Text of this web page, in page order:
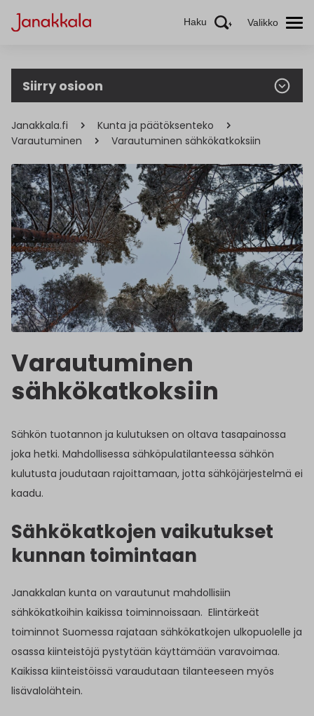
Haku Valikko
Siirry osioon
Janakkala.fi
Kunta ja päätöksenteko
Varautuminen
Varautuminen sähkökatkoksiin
Varautuminen
sähkökatkoksiin
Sähkön tuotannon ja kulutuksen on oltava tasapainossa
joka hetki. Mahdollisessa sähköpulatilanteessa sähkön
kulutusta joudutaan rajoittamaan, jotta sähköjärjestelmä ei
kaadu.
Sähkökatkojen vaikutukset
kunnan toimintaan
Janakkalan kunta on varautunut mahdollisiin
sähkökatkoihin kaikissa toiminnoissaan. Elintärkeät
toiminnot Suomessa rajataan sähkökatkojen ulkopuolelle ja
osassa kiinteistöjä pystytään käyttämään varavoimaa.
Kaikissa kiinteistöissä varaudutaan tilanteeseen myös
lisävalolähtein.